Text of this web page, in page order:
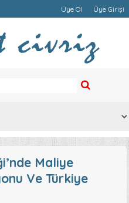
Üye Ol Üye Girişi
Maliye
Ve Türkiye